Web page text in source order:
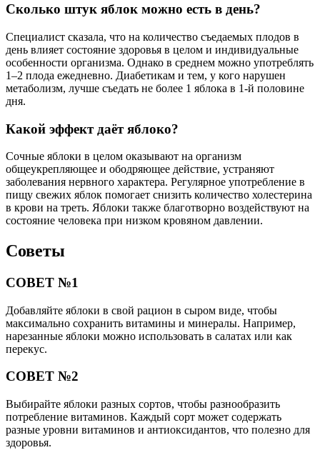
Сколько штук яблок можно есть в день?
Специалист сказала, что на количество съедаемых плодов в
день влияет состояние здоровья в целом и индивидуальные
особенности организма. Однако в среднем можно употреблять
1–2 плода ежедневно. Диабетикам и тем, у кого нарушен
метаболизм, лучше съедать не более 1 яблока в 1-й половине
дня.
Какой эффект даёт яблоко?
Сочные яблоки в целом оказывают на организм
общеукрепляющее и ободряющее действие, устраняют
заболевания нервного характера. Регулярное употребление в
пищу свежих яблок помогает снизить количество холестерина
в крови на треть. Яблоки также благотворно воздействуют на
состояние человека при низком кровяном давлении.
Советы
СОВЕТ №1
Добавляйте яблоки в свой рацион в сыром виде, чтобы
максимально сохранить витамины и минералы. Например,
нарезанные яблоки можно использовать в салатах или как
перекус.
СОВЕТ №2
Выбирайте яблоки разных сортов, чтобы разнообразить
потребление витаминов. Каждый сорт может содержать
разные уровни витаминов и антиоксидантов, что полезно для
здоровья.